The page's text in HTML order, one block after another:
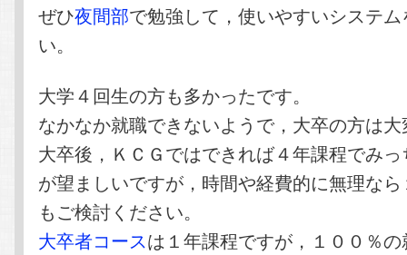
ぜひ夜間部で勉強して，使いやすいシステ
い。
大学４回生の方も多かったです。
なかなか就職できないようで，大卒の方は
大卒後，ＫＣＧではできれば４年課程でみ
が望ましいですが，時間や経費的に無理な
もご検討ください。
大卒者コースは１年課程ですが，１００％